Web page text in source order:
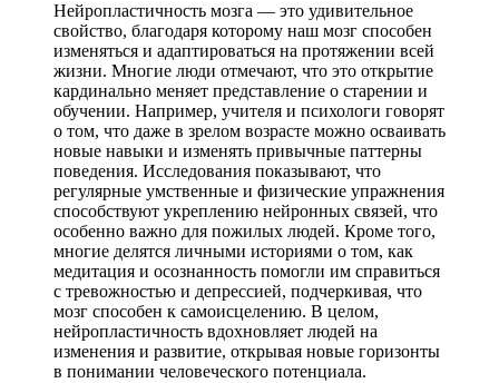
Нейропластичность мозга — это удивительное
свойство, благодаря которому наш мозг способен
изменяться и адаптироваться на протяжении всей
жизни. Многие люди отмечают, что это открытие
кардинально меняет представление о старении и
обучении. Например, учителя и психологи говорят
о том, что даже в зрелом возрасте можно осваивать
новые навыки и изменять привычные паттерны
поведения. Исследования показывают, что
регулярные умственные и физические упражнения
способствуют укреплению нейронных связей, что
особенно важно для пожилых людей. Кроме того,
многие делятся личными историями о том, как
медитация и осознанность помогли им справиться
с тревожностью и депрессией, подчеркивая, что
мозг способен к самоисцелению. В целом,
нейропластичность вдохновляет людей на
изменения и развитие, открывая новые горизонты
в понимании человеческого потенциала.